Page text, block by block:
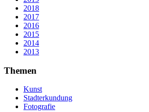
2018
2017
2016
2015
2014
2013
Themen
Kunst
Stadterkundung
Fotografie